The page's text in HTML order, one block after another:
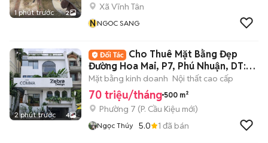
1 phút trước 2
Xã Vĩnh Tân
NNGOC SANG
2 phút trước 4
Cho Thuê Mặt Bằng Đẹp
Đường Hoa Mai, P7, Phú Nhuận, DT:
8x20m
Mặt bằng kinh doanh Nội thất cao cấp
70 triệu/tháng 500 m²
Phường 7 (P. Cầu Kiệu mới)
Ngọc Thúy 5.0 1 đã bán